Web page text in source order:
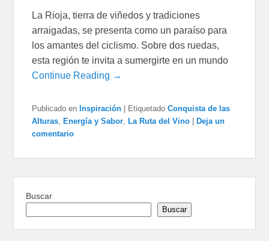
La Rioja, tierra de viñedos y tradiciones
arraigadas, se presenta como un paraíso para
los amantes del ciclismo. Sobre dos ruedas,
esta región te invita a sumergirte en un mundo
Continue Reading →
Publicado en Inspiración | Etiquetado Conquista de las
Alturas ,Energía y Sabor ,La Ruta del Vino |Deja un
comentario
Buscar
Buscar